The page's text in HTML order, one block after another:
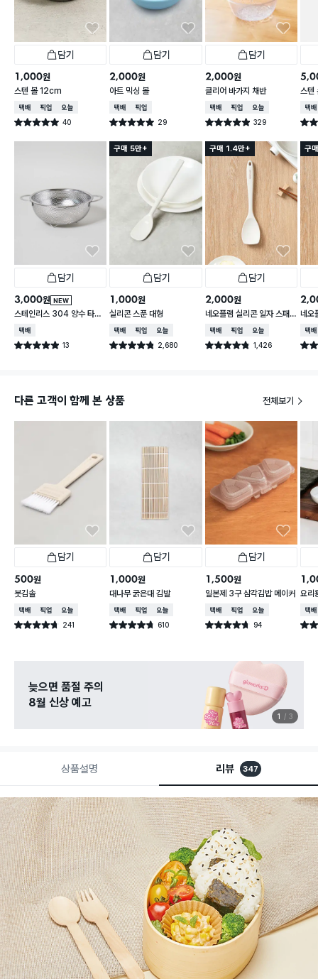
담기
1,000원
스텐 볼 12cm
택배배송매장픽업오늘배송
별점 5.0점 40
건 작성
담기
2,000원
아트 믹싱 볼
택배배송매장픽업
별점 5.0점 29
건 작성
담기
2,000원
클리어 바가지 채반
택배배송매장픽업오늘배송
별점 4.9점 329
건 작성
스텐
택배
별점
담기
NEW
3,000원
스테인리스 304 양수 타공
채반 19 cm
택배배송
별점 4.9점 13
건 작성
구매 5만+
담기
1,000원
실리콘 스푼 대형
택배배송매장픽업오늘배송
별점 4.8점 2,680
건 작성
구매 1.4만+
담기
2,000원
네오플램 실리콘 일자 스패
츌러
택배배송매장픽업오늘배송
별점 4.8점 1,426
건 작성
구
네오
택배
별점
다른 고객이 함께 본 상품 전체보기
담기
500원
붓김솔
택배배송매장픽업오늘배송
별점 4.7점 241
건 작성
담기
1,000원
대나무 굵은대 김발
택배배송매장픽업오늘배송
별점 4.7점 610
건 작성
담기
1,500원
일본제 3구 삼각김밥 메이커
택배배송매장픽업오늘배송
별점 4.7점 94
건 작성
요리
택배
별점
늦으면 품절 주의
8월 신상 예고
1 3
상품설명 리뷰 347